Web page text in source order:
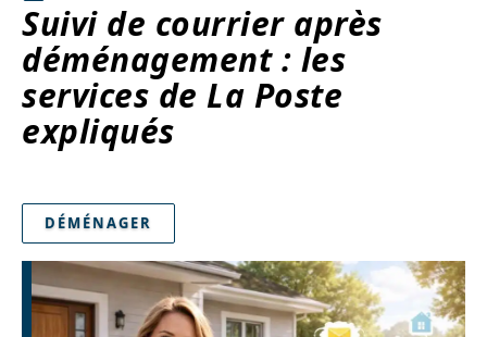
Suivi de courrier après
déménagement : les
services de La Poste
expliqués
DÉMÉNAGER